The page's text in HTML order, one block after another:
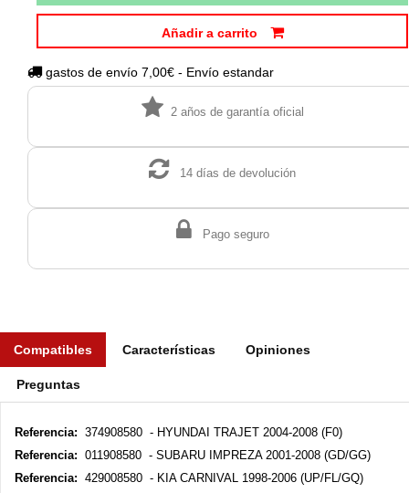
Añadir a carrito
gastos de envío 7,00€ - Envío estandar
2 años de garantía oficial
14 días de devolución
Pago seguro
Compatibles Características Opiniones
Preguntas
Referencia: 374908580 - HYUNDAI TRAJET 2004-2008 (F0)
Referencia: 011908580 - SUBARU IMPREZA 2001-2008 (GD/GG)
Referencia: 429008580 - KIA CARNIVAL 1998-2006 (UP/FL/GQ)